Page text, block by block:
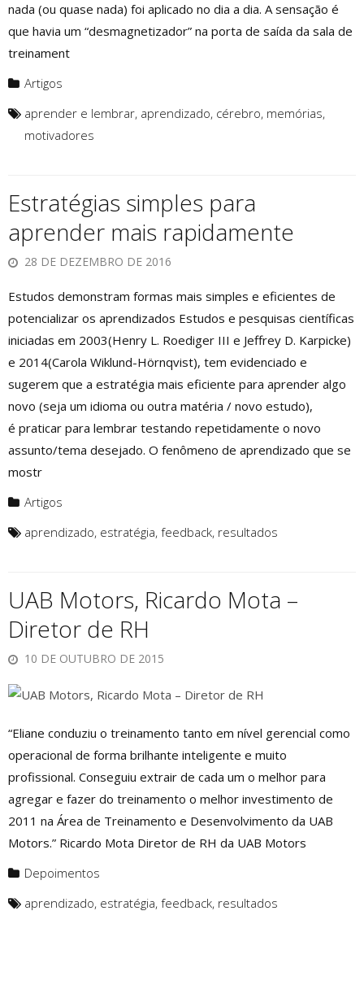
nada (ou quase nada) foi aplicado no dia a dia. A sensação é
que havia um “desmagnetizador” na porta de saída da sala de
treinament
Artigos
aprender e lembrar, aprendizado, cérebro, memórias,
motivadores
Estratégias simples para
aprender mais rapidamente
28 DE DEZEMBRO DE 2016
Estudos demonstram formas mais simples e eficientes de
potencializar os aprendizados Estudos e pesquisas científicas
iniciadas em 2003(Henry L. Roediger III e Jeffrey D. Karpicke)
e 2014(Carola Wiklund-Hörnqvist), tem evidenciado e
sugerem que a estratégia mais eficiente para aprender algo
novo (seja um idioma ou outra matéria / novo estudo),
é praticar para lembrar testando repetidamente o novo
assunto/tema desejado. O fenômeno de aprendizado que se
mostr
Artigos
aprendizado, estratégia, feedback, resultados
UAB Motors, Ricardo Mota –
Diretor de RH
10 DE OUTUBRO DE 2015
“Eliane conduziu o treinamento tanto em nível gerencial como
operacional de forma brilhante inteligente e muito
profissional. Conseguiu extrair de cada um o melhor para
agregar e fazer do treinamento o melhor investimento de
2011 na Área de Treinamento e Desenvolvimento da UAB
Motors.” Ricardo Mota Diretor de RH da UAB Motors
Depoimentos
aprendizado, estratégia, feedback, resultados